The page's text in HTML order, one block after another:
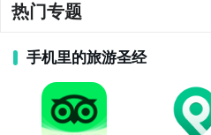
热门专题
手机里的旅游圣经